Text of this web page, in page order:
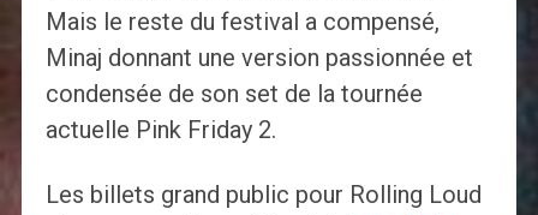
Mais le reste du festival a compensé,
Minaj donnant une version passionnée et
condensée de son set de la tournée
actuelle Pink Friday 2.
Les billets grand public pour Rolling Loud